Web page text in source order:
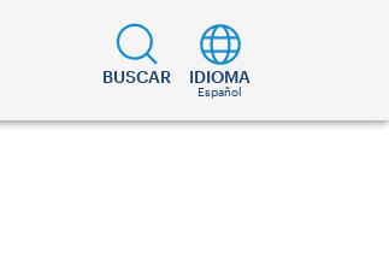
BUSCAR IDIOMA
Español